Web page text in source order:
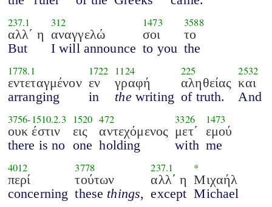
237.1
αλλ΄ η
But
312
αναγγελώ
I will announce
1473
σοι
to you
3588
το
the
1778.1
εντεταγμένον
arranging
1722
εν
in
1124
γραφή
thewriting
225
αληθείας
of truth.
2532
και
And
3756-1510.2.3
ουκ έστιν
there is no
1520
εις
one
472
αντεχόμενος
holding
3326
μετ΄
with
1473
εμού
me
4012
περί
concerning
3778
τούτων
these things,
237.1
αλλ΄ η
except
*
Μιχαήλ
Michael